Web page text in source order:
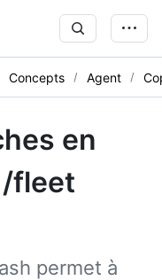
Concepts Agent
en
/fleet
permet à